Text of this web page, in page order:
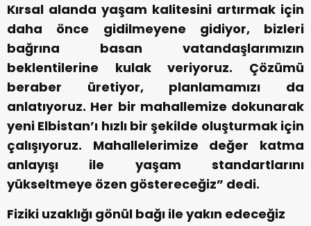
Kırsal alanda yaşam kalitesini artırmak için
daha önce gidilmeyene gidiyor, bizleri
bağrına basan vatandaşlarımızın
beklentilerine kulak veriyoruz. Çözümü
beraber üretiyor, planlamamızı da
anlatıyoruz. Her bir mahallemize dokunarak
yeni Elbistan’ı hızlı bir şekilde oluşturmak için
çalışıyoruz. Mahallelerimize değer katma
anlayışı ile yaşam standartlarını
yükseltmeye özen göstereceğiz” dedi.
Fiziki uzaklığı gönül bağı ile yakın edeceğiz